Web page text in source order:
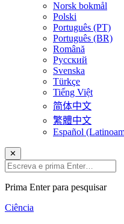
Norsk bokmål
Polski
Português (PT)
Português (BR)
Română
Русский
Svenska
Türkçe
Tiếng Việt
简体中文
繁體中文
Español
✕
Prima Enter para pesquisar
Ciência